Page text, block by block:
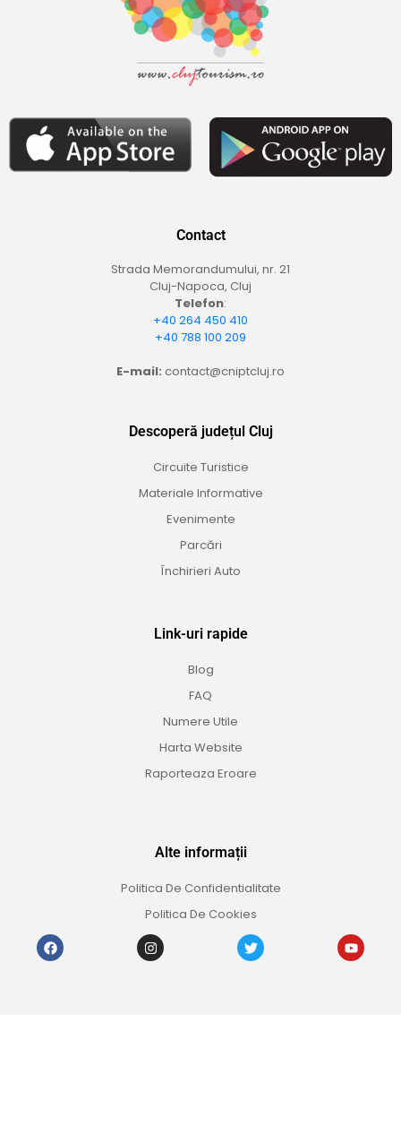
Contact
Strada Memorandumului, nr. 21
Cluj-Napoca, Cluj
Telefon:
+40 264 450 410
+40 788 100 209
E-mail: contact@cniptcluj.ro
Descoperă județul Cluj
Circuite Turistice
Materiale Informative
Evenimente
Parcări
Închirieri Auto
Link-uri rapide
Blog
FAQ
Numere Utile
Harta Website
Raporteaza Eroare
Alte informații
Politica De Confidentialitate
Politica De Cookies